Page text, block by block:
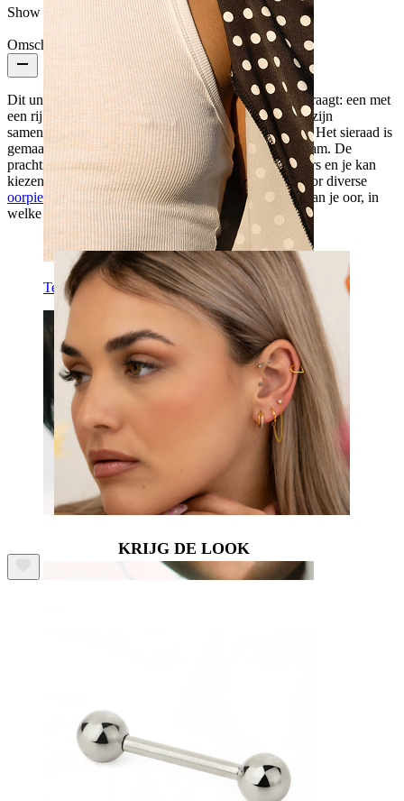
Tepel
Show pair option: Ja
Omschrijving
Dit unieke sieraad geeft de illusie dat je twee ringen draagt: een met
een rij kleine steentjes en een zonder. De twee ringen zijn
samengevoegd zodat je maar één piercing nodig hebt. Het sieraad is
gemaakt van titanium, is hypoallergeen en erg duurzaam. De
prachtige ring is verkrijgbaar in verschillende diameters en je kan
kiezen tussen goud en zilver. Deze ring is geschikt voor diverse
oorpiercings
en zal een betoverende toevoeging zijn aan je oor, in
welke piercing je 'm ook draagt.
KRIJG DE LOOK